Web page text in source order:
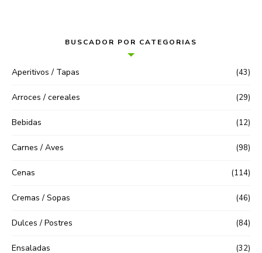
BUSCADOR POR CATEGORIAS
Aperitivos / Tapas (43)
Arroces / cereales (29)
Bebidas (12)
Carnes / Aves (98)
Cenas (114)
Cremas / Sopas (46)
Dulces / Postres (84)
Ensaladas (32)